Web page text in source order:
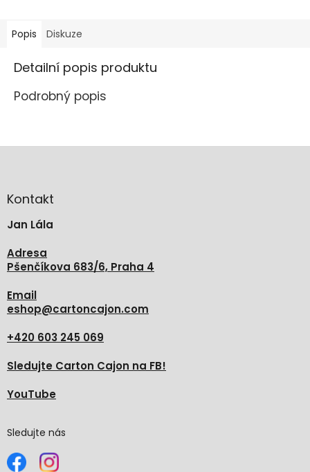
Popis Diskuze
Detailní popis produktu
Podrobný popis
aKontakt
Jan Lála
Adresa
Pšenčíkova 683/6, Praha 4
Email
eshop@cartoncajon.com
+420 603 245 069
Sledujte Carton Cajon na FB!
YouTube
Sledujte nás